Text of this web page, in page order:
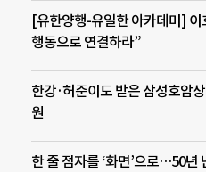
[유한양행-유일한 아카데미] 이
행동으로 연결하라”
한강·허준이도 받은 삼성호암
원
한 줄 점자를 ‘화면’으로…50년